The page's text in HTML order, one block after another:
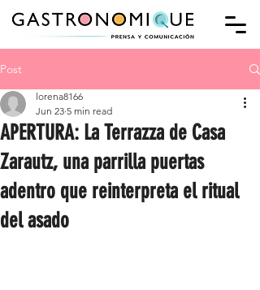
Post
APERTURA: La Terrazza de Casa
Zarautz, una parrilla puertas
adentro que reinterpreta el ritual
del asado
lorena8166
Jun 23 5 min read